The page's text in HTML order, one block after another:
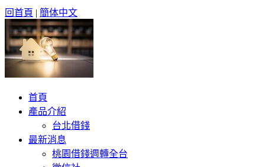
回首頁 | 簡体中文
首頁
產品介紹
台北借錢
最新消息
桃園借錢週轉全台